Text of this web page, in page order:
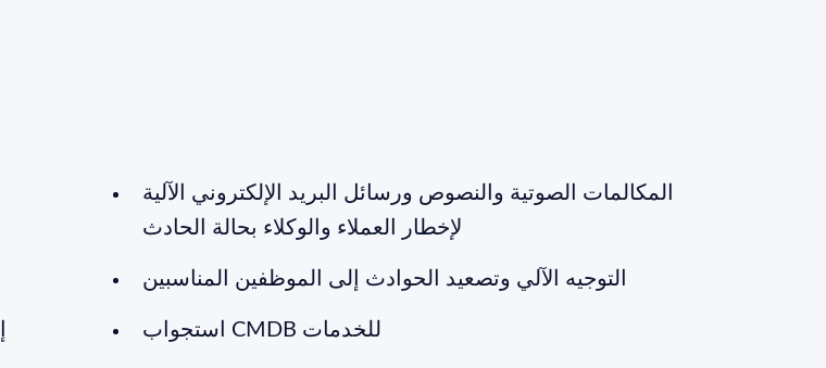
المكالمات الصوتية والنصوص ورسائل البريد الإلكتروني الآلية
لإخطار العملاء والوكلاء بحالة الحادث
التوجيه الآلي وتصعيد الحوادث إلى الموظفين المناسبين
استجواب CMDB للخدمات